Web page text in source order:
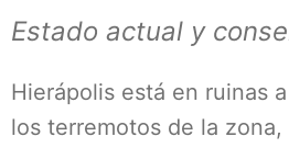
Estado actual y
Hierápolis está en ruinas
los terremotos de la